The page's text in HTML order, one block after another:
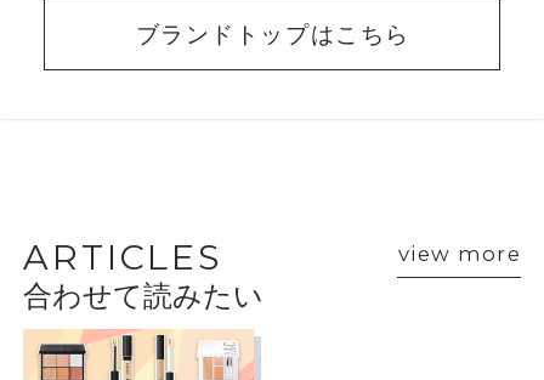
ブランドトップはこちら
VOICE
ショップスタッフ・ブランド担当者のおすす
めをご紹介
ARTICLES view more
合わせて読みたい